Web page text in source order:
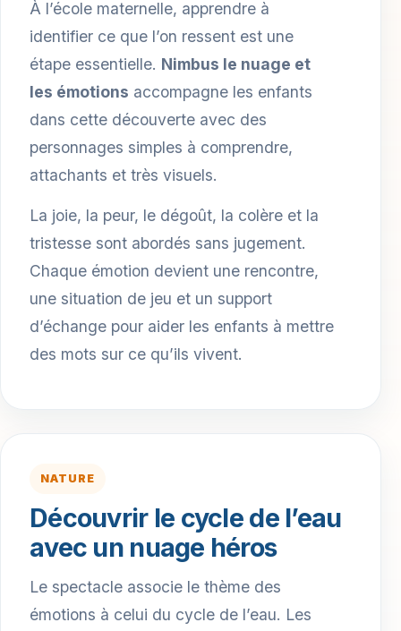
À l’école maternelle, apprendre à
identifier ce que l’on ressent est une
étape essentielle. Nimbus le nuage et
les émotions accompagne les enfants
dans cette découverte avec des
personnages simples à comprendre,
attachants et très visuels.
La joie, la peur, le dégoût, la colère et la
tristesse sont abordés sans jugement.
Chaque émotion devient une rencontre,
une situation de jeu et un support
d’échange pour aider les enfants à mettre
des mots sur ce qu’ils vivent.
NATURE
Découvrir le cycle de l’eau
avec un nuage héros
Le spectacle associe le thème des
émotions à celui du cycle de l’eau. Les